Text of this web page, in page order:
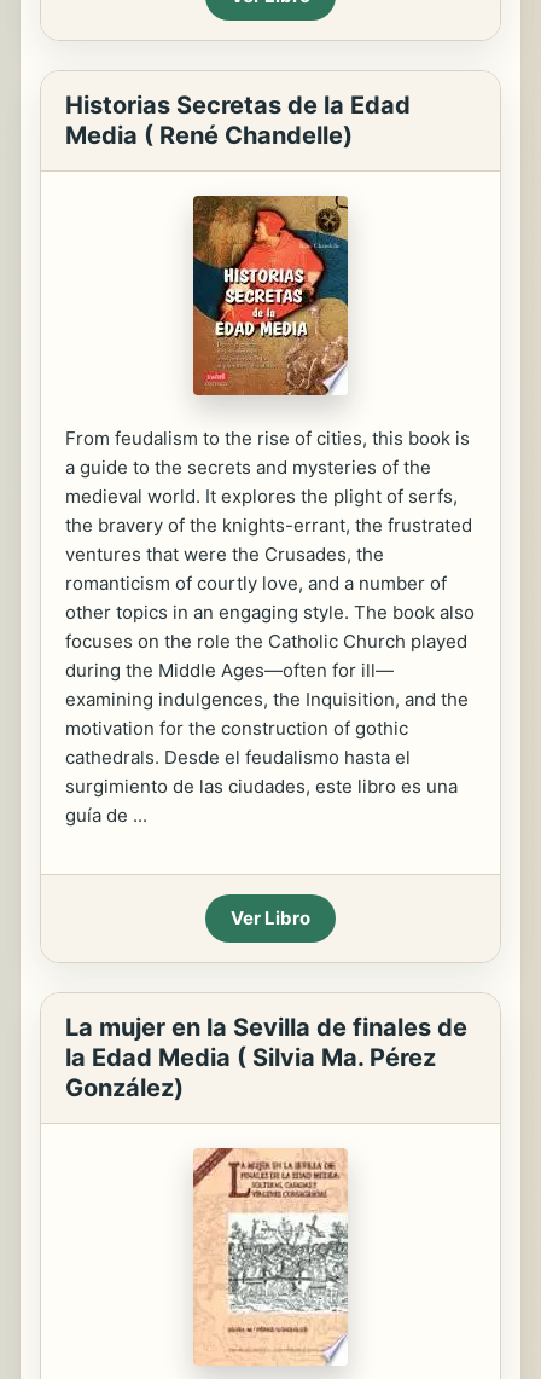
Historias Secretas de la Edad
Media ( René Chandelle)
From feudalism to the rise of cities, this book is
a guide to the secrets and mysteries of the
medieval world. It explores the plight of serfs,
the bravery of the knights-errant, the frustrated
ventures that were the Crusades, the
romanticism of courtly love, and a number of
other topics in an engaging style. The book also
focuses on the role the Catholic Church played
during the Middle Ages—often for ill—
examining indulgences, the Inquisition, and the
motivation for the construction of gothic
cathedrals. Desde el feudalismo hasta el
surgimiento de las ciudades, este libro es una
guía de ...
Ver Libro
La mujer en la Sevilla de finales de
la Edad Media ( Silvia Ma. Pérez
González)